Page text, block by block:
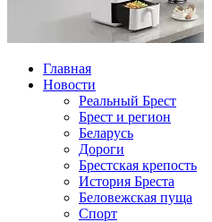
Главная
Новости
Реальный Брест
Брест и регион
Беларусь
Дороги
Брестская крепость
История Бреста
Беловежская пуща
Спорт